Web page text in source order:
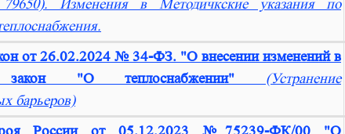
Изменения в Методичкские указания по
от 26.02.2024 № 34-ФЗ. "О внесении изменений в
закон "О теплоснабжении" (Устранение
барьеров)